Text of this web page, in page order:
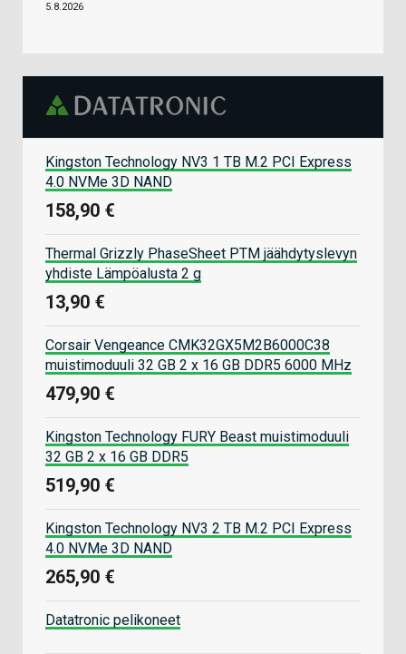
5.8.2026
Kingston Technology NV3 1 TB M.2 PCI Express
4.0 NVMe 3D NAND
158,90 €
Thermal Grizzly PhaseSheet PTM jäähdytyslevyn
yhdiste Lämpöalusta 2 g
13,90 €
Corsair Vengeance CMK32GX5M2B6000C38
muistimoduuli 32 GB 2 x 16 GB DDR5 6000 MHz
479,90 €
Kingston Technology FURY Beast muistimoduuli
32 GB 2 x 16 GB DDR5
519,90 €
Kingston Technology NV3 2 TB M.2 PCI Express
4.0 NVMe 3D NAND
265,90 €
Datatronic pelikoneet